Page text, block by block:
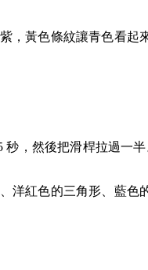
，黃色條紋讓青色看起
秒，然後把滑桿拉過一
洋紅色的三角形、藍色